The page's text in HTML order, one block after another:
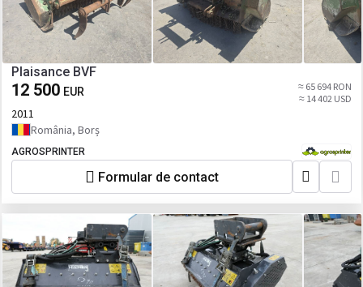
Plaisance BVF
12 500 EUR
≈ 65 694 RON
≈ 14 402 USD
2011
România, Borș
AGROSPRINTER
Formular de contact